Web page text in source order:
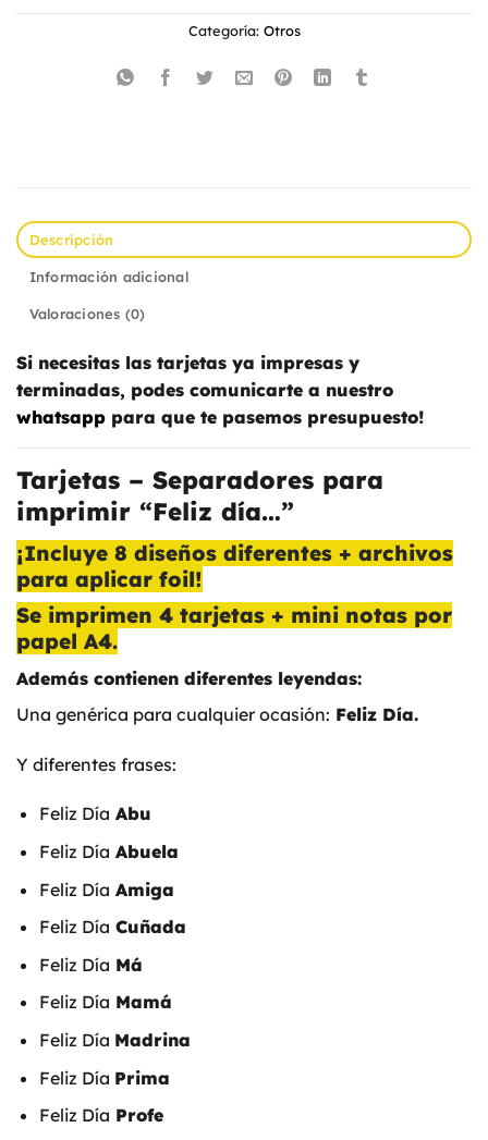
Categoría: Otros
Descripción
Información adicional
Valoraciones (0)
Si necesitas las tarjetas ya impresas y
terminadas, podes comunicarte a nuestro
whatsapp para que te pasemos presupuesto!
Tarjetas – Separadores para
imprimir “Feliz día…”
¡Incluye 8 diseños diferentes + archivos
para aplicar foil!
Se imprimen 4 tarjetas + mini notas por
papel A4.
Además contienen diferentes leyendas:
Una genérica para cualquier ocasión: Feliz Día.
Y diferentes frases:
Feliz Día Abu
Feliz Día Abuela
Feliz Día Amiga
Feliz Día Cuñada
Feliz Día Má
Feliz Día Mamá
Feliz Día Madrina
Feliz Día Prima
Feliz Día Profe